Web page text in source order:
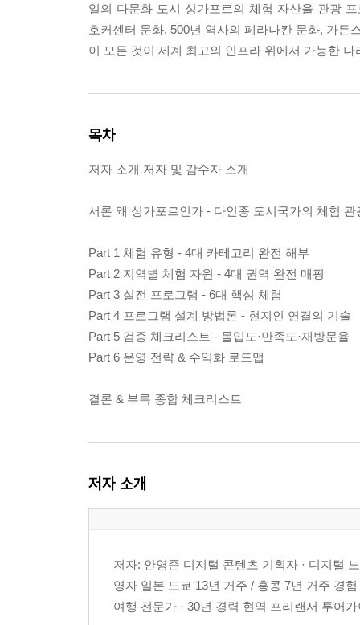
일의 다문화 도시 싱가포르의 체험 자산을 관광
호커센터 문화, 500년 역사의 페라나칸 문화, 가든
이 모든 것이 세계 최고의 인프라 위에서 가능한 나
목차
저자 소개 저자 및 감수자 소개
서론 왜 싱가포르인가 - 다인종 도시국가의 체험 관
Part 1 체험 유형 - 4대 카테고리 완전 해부
Part 2 지역별 체험 자원 - 4대 권역 완전 매핑
Part 3 실전 프로그램 - 6대 핵심 체험
Part 4 프로그램 설계 방법론 - 현지인 연결의 기술
Part 5 검증 체크리스트 - 몰입도·만족도·재방문율
Part 6 운영 전략 & 수익화 로드맵
결론 & 부록 종합 체크리스트
저자 소개
저자: 안영준 디지털 콘텐츠 기획자 · 디지털
영자 일본 도쿄 13년 거주 / 홍콩 7년 거주 경
여행 전문가 · 30년 경력 현역 프리랜서 투어